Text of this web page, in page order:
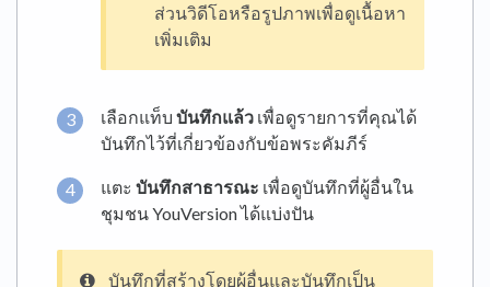
ส่วนวิดีโอหรือรูปภาพเพื่อดูเนื้อหา
เพิ่มเติม
เลือกแท็บ บันทึกแล้ว เพื่อดูรายการที่คุณได้
บันทึกไว้ที่เกี่ยวข้องกับข้อพระคัมภีร์
แตะ บันทึกสาธารณะ เพื่อดูบันทึกที่ผู้อื่นใน
ชุมชน YouVersion ได้แบ่งปัน
บันทึกที่สร้างโดยผู้อื่นและบันทึกเป็น